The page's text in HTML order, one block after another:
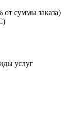
от суммы заказа)
услуг